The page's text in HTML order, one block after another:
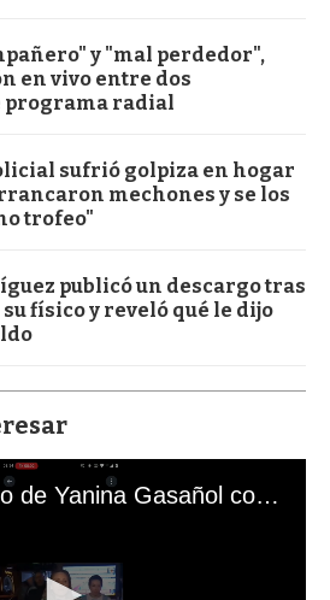
y "mal perdedor",
en vivo entre dos
programa radial
sufrió golpiza en hogar
mechones y se los
trofeo"
publicó un descargo tras
físico y reveló qué le dijo
El mal momento de Yanina Gasañol con un hincha argentino en "Subrayado"